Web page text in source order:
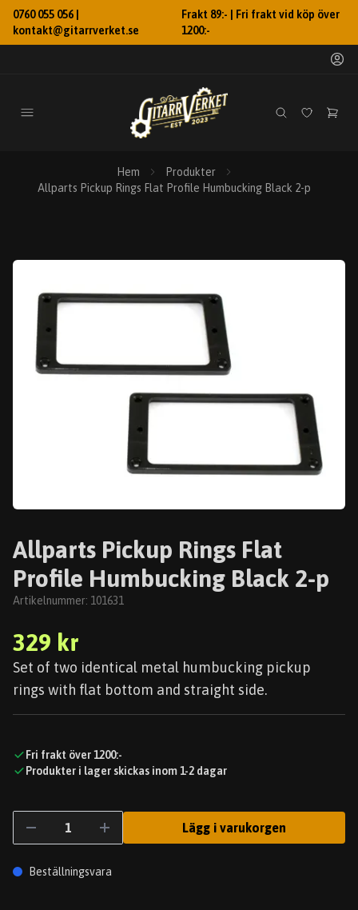
0760 055 056 |
kontakt@gitarrverket.se
Frakt 89:- | Fri frakt vid köp över
1200:-
Hem
Produkter
Allparts Pickup Rings Flat Profile Humbucking Black 2-p
Allparts Pickup Rings Flat
Profile Humbucking Black 2-p
Artikelnummer: 101631
329 kr
Set of two identical metal humbucking pickup
rings with flat bottom and straight side.
Fri frakt över 1200:-
Produkter i lager skickas inom 1-2 dagar
Lägg i varukorgen
Beställningsvara